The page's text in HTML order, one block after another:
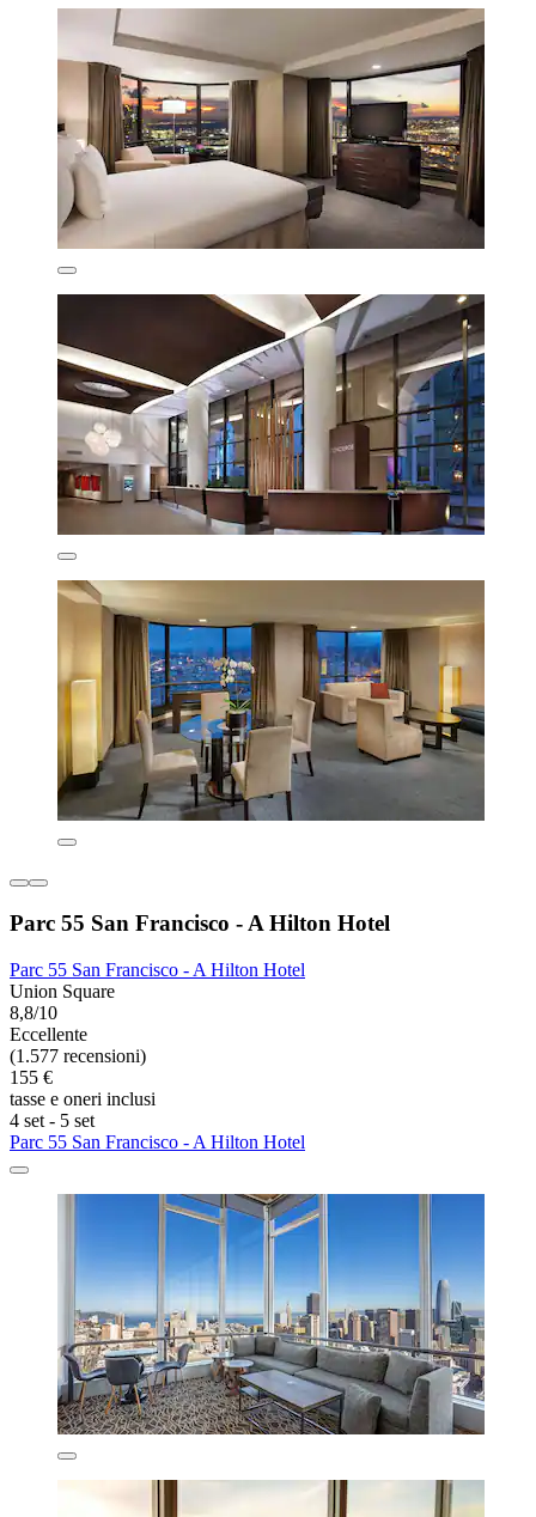
Parc 55 San Francisco - A Hilton Hotel
Parc 55 San Francisco - A Hilton Hotel
Union Square
8,8/10
Eccellente
(1.577 recensioni)
155 €
tasse e oneri inclusi
4 set - 5 set
Parc 55 San Francisco - A Hilton Hotel